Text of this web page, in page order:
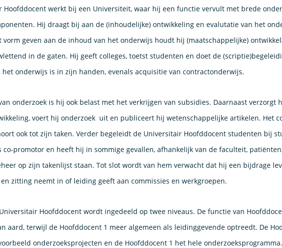
Hoofddocent werkt bij een Universiteit, waar hij een functie vervult met brede
Hij draagt bij aan de (inhoudelijke) ontwikkeling en evalutatie van het
vorm geven aan de inhoud van het onderwijs houdt hij (maatschappelijke)
in de gaten. Hij geeft colleges, toetst studenten en doet de
het onderwijs is in zijn handen, evenals acquisitie van contractonderwijs.
onderzoek is hij ook belast met het verkrijgen van subsidies. Daarnaast verzorgt
voert hij onderzoek uit en publiceert hij wetenschappelijke artikelen. Het
ook tot zijn taken. Verder begeleidt de Universitair Hoofddocent studenten bij
co-promotor en heeft hij in sommige gevallen, afhankelijk van de faculteit,
op zijn takenlijst staan. Tot slot wordt van hem verwacht dat hij een bijdrage
zitting neemt in of leiding geeft aan commissies en werkgroepen.
Hoofddocent wordt ingedeeld op twee niveaus. De functie van
aard, terwijl de Hoofddocent 1 meer algemeen als leidinggevende optreedt. De
onderzoeksprojecten en de Hoofddocent 1 het hele onderzoeksprogramma.